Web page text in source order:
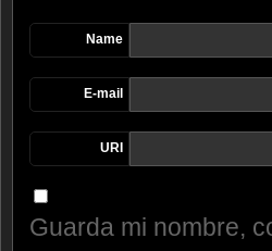
Name
E-mail
URI
Guarda mi nombre,